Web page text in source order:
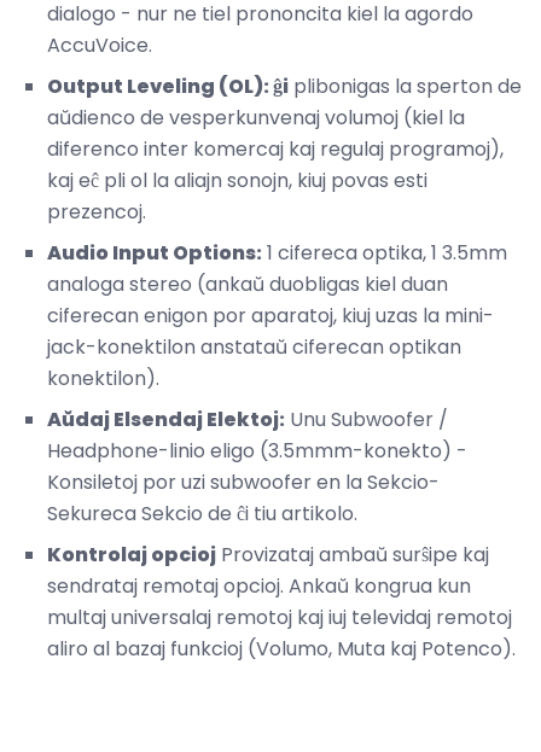
dialogo - nur ne tiel prononcita kiel la agordo
AccuVoice.
Output Leveling (OL): ĝi plibonigas la sperton de
aŭdienco de vesperkunvenaj volumoj (kiel la
diferenco inter komercaj kaj regulaj programoj),
kaj eĉ pli ol la aliajn sonojn, kiuj povas esti
prezencoj.
Audio Input Options: 1 cifereca optika, 1 3.5mm
analoga stereo (ankaŭ duobligas kiel duan
ciferecan enigon por aparatoj, kiuj uzas la mini-
jack-konektilon anstataŭ ciferecan optikan
konektilon).
Aŭdaj Elsendaj Elektoj: Unu Subwoofer /
Headphone-linio eligo (3.5mmm-konekto) -
Konsiletoj por uzi subwoofer en la Sekcio-
Sekureca Sekcio de ĉi tiu artikolo.
Kontrolaj opcioj Provizataj ambaŭ surŝipe kaj
sendrataj remotaj opcioj. Ankaŭ kongrua kun
multaj universalaj remotoj kaj iuj televidaj remotoj
aliro al bazaj funkcioj (Volumo, Muta kaj Potenco).